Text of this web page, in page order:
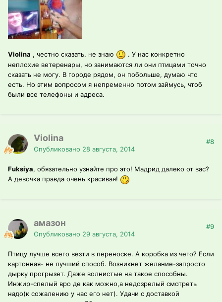
Violina , честно сказать, не знаю
. У нас конкретно
неплохие ветеренары, но занимаются ли они птицами точно
сказать не могу. В городе рядом, он побольше, думаю что
есть. Но этим вопросом я непременно потом займусь, чтоб
были все телефоны и адреса.
Violina
Опубликовано 28 августа, 2014
#8
Fuksiya, обязательно узнайте про это! Мадрид далеко от вас?
А девочка правда очень красивая!
амазон
Опубликовано 29 августа, 2014
#9
Птицу лучше всего везти в переноске. А коробка из чего? Если
картонная- не лучший способ. Возникнет желание-запросто
дырку прогрызет. Даже волнистые на такое способны.
Инжир-спелый вро де как можно,а недозрелый смотреть
надо(к сожалению у нас его нет). Удачи с доставкой